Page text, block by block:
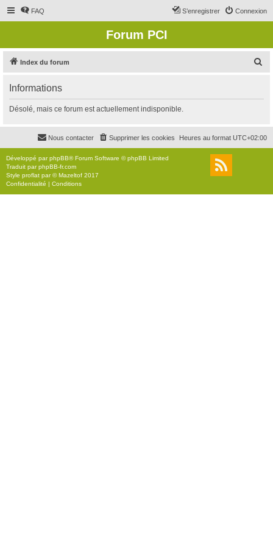
FAQ Connexion
S’enregistrer
Forum PCI
Index du forum
r
c
r
Informations
Désolé, mais ce forum est actuellement indisponible.
Heures au format UTC+02:00
Supprimer les cookies
Nous contacter
Développé parphpBB® Forum Software © phpBB Limited
Traduit parphpBB-fr.com
Style proflat par ©Mazeltof 2017
Confidentialité | Conditions